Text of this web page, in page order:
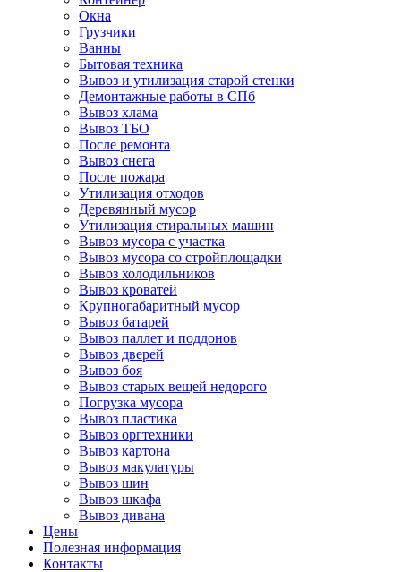
Окна
Грузчики
Ванны
Бытовая техника
Вывоз и утилизация старой стенки
Демонтажные работы в СПб
Вывоз хлама
Вывоз ТБО
После ремонта
Вывоз снега
После пожара
Утилизация отходов
Деревянный мусор
Утилизация стиральных машин
Вывоз мусора с участка
Вывоз мусора со стройплощадки
Вывоз холодильников
Вывоз кроватей
Крупногабаритный мусор
Вывоз батарей
Вывоз паллет и поддонов
Вывоз дверей
Вывоз боя
Вывоз старых вещей недорого
Погрузка мусора
Вывоз пластика
Вывоз оргтехники
Вывоз картона
Вывоз макулатуры
Вывоз шин
Вывоз шкафа
Вывоз дивана
Цены
Полезная информация
Контакты